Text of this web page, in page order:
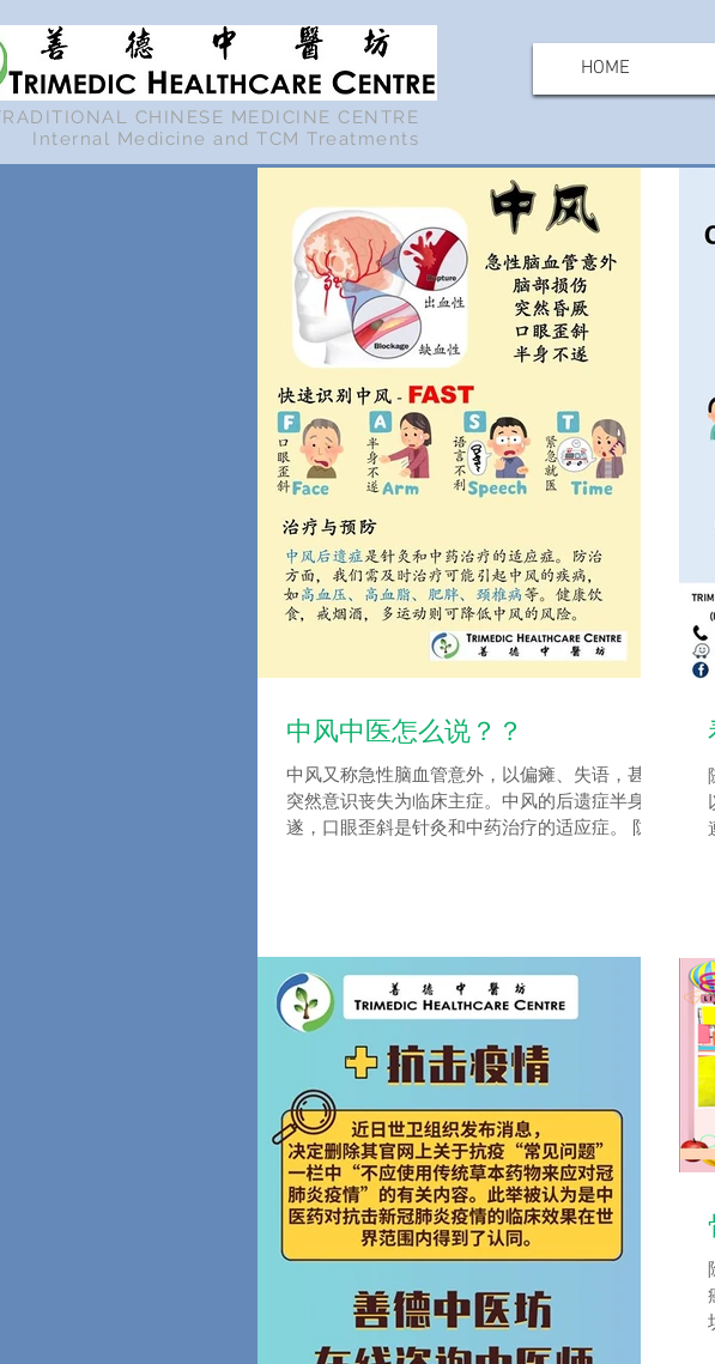
HOME
CHINESE MEDICINE CENTRE
Internal Medicine and TCM Treatments
中风中医怎么说？？
中风又称急性脑血管意外，以偏瘫、失语，甚则
突然意识丧失为临床主症。中风的后遗症半身不
遂，口眼歪斜是针灸和中药治疗的适应症。 防治